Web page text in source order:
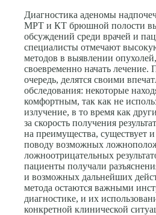
Диагностика аденомы
МРТ и КТ брюшной полости
обсуждений среди врачей и
специалисты отмечают
методов в выявлении
своевременно начать
очередь, делятся своими
обследования: некоторые
комфортным, так как не
излучение, в то время как
за скорость получения
на преимущества, существует
поводу возможных
ложноотрицательных
пациенты получали
и возможных дальнейших
метода остаются важными
диагностике, и их
конкретной клинической